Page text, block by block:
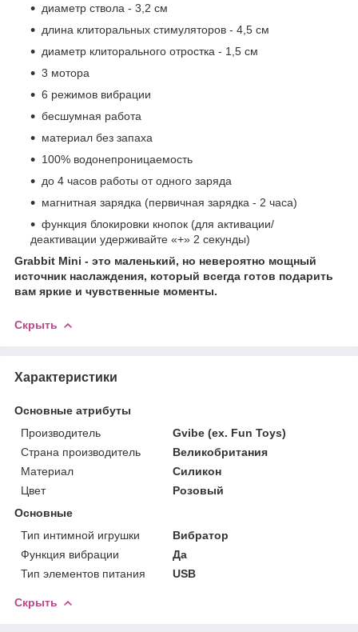
диаметр ствола - 3,2 см
длина клиторальных стимуляторов - 4,5 см
диаметр клиторального отростка - 1,5 см
3 мотора
6 режимов вибрации
бесшумная работа
материал без запаха
100% водонепроницаемость
до 4 часов работы от одного заряда
магнитная зарядка (первичная зарядка - 2 часа)
функция блокировки кнопок (для активации/
деактивации удерживайте «+» 2 секунды)
Grabbit Mini - это маленький, но невероятно мощный
источник наслаждения, который всегда готов подарить
вам яркие и чувственные моменты.
Скрыть
Характеристики
Основные атрибуты
Производитель
Gvibe (ex. Fun Toys)
Страна производитель
Великобритания
Материал
Силикон
Цвет
Розовый
Основные
Тип интимной игрушки
Вибратор
Функция вибрации
Да
Тип элементов питания
USB
Скрыть